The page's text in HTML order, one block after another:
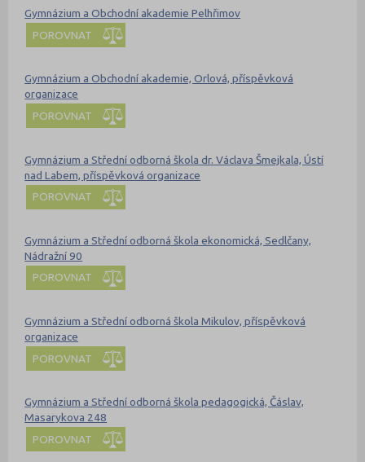
Gymnázium a Obchodní akademie Pelhřimov
POROVNAT
Gymnázium a Obchodní akademie, Orlová, příspěvková
organizace
POROVNAT
Gymnázium a Střední odborná škola dr. Václava Šmejkala, Ústí
nad Labem, příspěvková organizace
POROVNAT
Gymnázium a Střední odborná škola ekonomická, Sedlčany,
Nádražní 90
POROVNAT
Gymnázium a Střední odborná škola Mikulov, příspěvková
organizace
POROVNAT
Gymnázium a Střední odborná škola pedagogická, Čáslav,
Masarykova 248
POROVNAT